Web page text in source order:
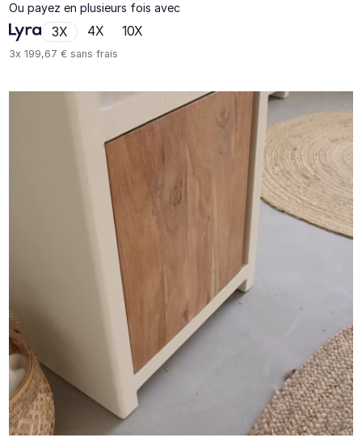
Ou payez en plusieurs fois avec
3X 4X 10X
3x199,67 € sans frais